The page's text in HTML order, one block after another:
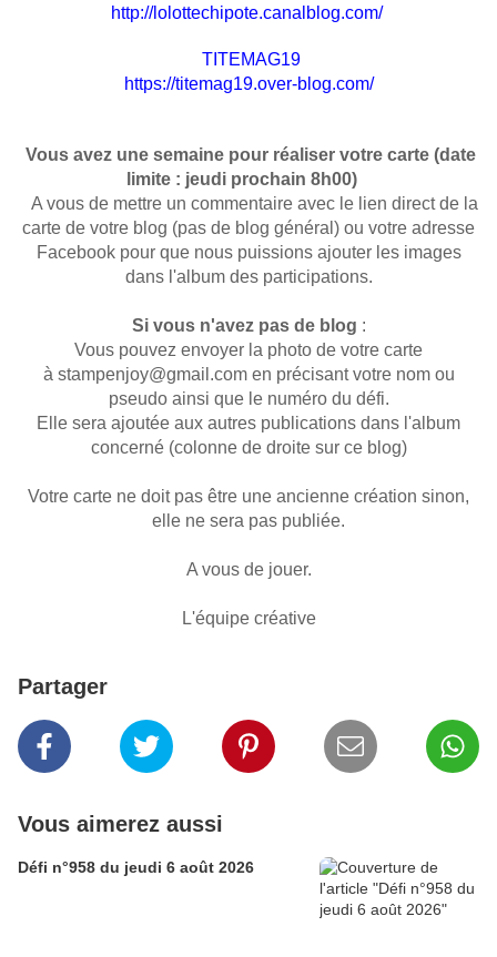
http://lolottechipote.canalblog.com/
TITEMAG19
https://titemag19.over-blog.com/
Vous avez une semaine pour réaliser votre carte (date
limite : jeudi prochain 8h00)
A vous de mettre un commentaire avec le lien direct de la
carte de votre blog (pas de blog général) ou votre adresse
Facebook pour que nous puissions ajouter les images
dans l'album des participations.
Si vous n'avez pas de blog :
Vous pouvez envoyer la photo de votre carte
à stampenjoy@gmail.com en précisant votre nom ou
pseudo ainsi que le numéro du défi.
Elle sera ajoutée aux autres publications dans l'album
concerné (colonne de droite sur ce blog)
Votre carte ne doit pas être une ancienne création sinon,
elle ne sera pas publiée.
A vous de jouer.
L'équipe créative
Partager
Vous aimerez aussi
Défi n°958 du jeudi 6 août 2026